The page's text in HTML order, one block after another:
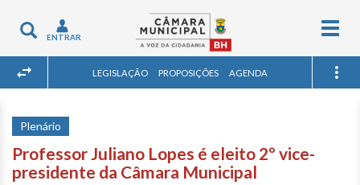
Toggle
navigation
ENTRAR
LEGISLAÇÃO PROPOSIÇÕES AGENDA
Plenário
Professor Juliano Lopes é eleito 2º vice-
presidente da Câmara Municipal